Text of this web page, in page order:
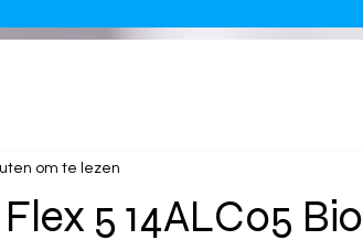
5 14ALC05
om te lezen